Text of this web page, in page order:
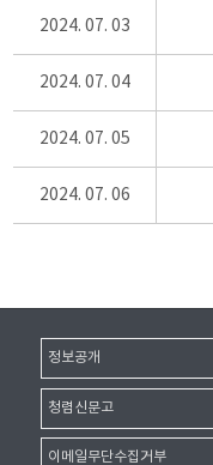
2024. 07. 03
2024. 07. 04
2024. 07. 05
2024. 07. 06
정보공개
청렴신문고
이메일무단수집거부